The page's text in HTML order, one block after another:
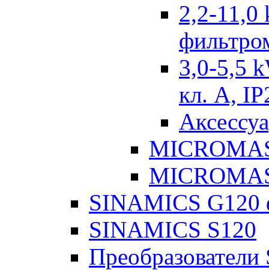
2,2-11,0
3,0-5,5
кл. А,
SINAMICS G120
SINAMICS S120